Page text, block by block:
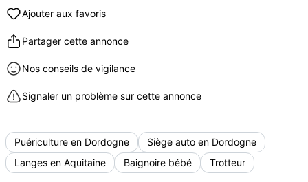
Ajouter aux favoris
Partager cette annonce
Nos conseils de vigilance
Signaler un problème sur cette annonce
Puériculture en Dordogne
Siège auto en Dordogne
Langes en Aquitaine
Baignoire bébé Trotteur